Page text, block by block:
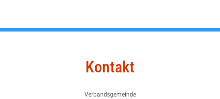
Kontakt
Verbandsgemeinde